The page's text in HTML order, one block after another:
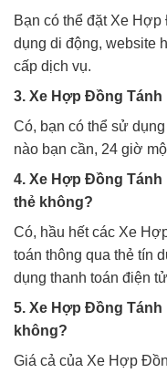
Bạn có thể đặt Xe
dụng di động, website
cấp dịch vụ.
3. Xe Hợp Đồng
Có, bạn có thể sử
nào bạn cần, 24 giờ
4. Xe Hợp Đồng
thẻ không?
Có, hầu hết các Xe
toán thông qua thẻ tín
dụng thanh toán điện
5. Xe Hợp Đồng
không?
Giá cả của Xe Hợp